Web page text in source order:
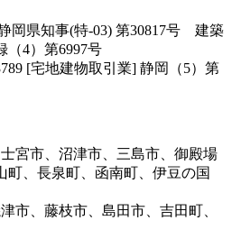
岡県知事(特-03) 第30817号 建築
（4）第6997号
[宅地建物取引業] 静岡（5）第
宮市、沼津市、三島市、御殿場
町、長泉町、函南町、伊豆の国
市、藤枝市、島田市、吉田町、